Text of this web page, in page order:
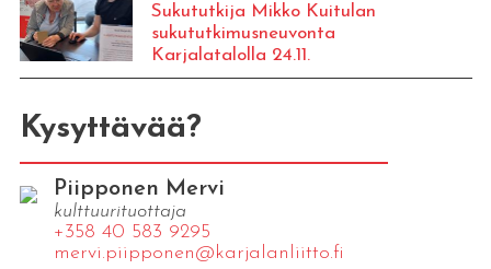
Sukututkija Mikko Kuitulan
sukututkimusneuvonta
Karjalatalolla 24.11.
Kysyttävää?
Piipponen Mervi
kulttuurituottaja
+358 40 583 9295
mervi.​piipponen@​kar​jala​nlii​tto.​fi